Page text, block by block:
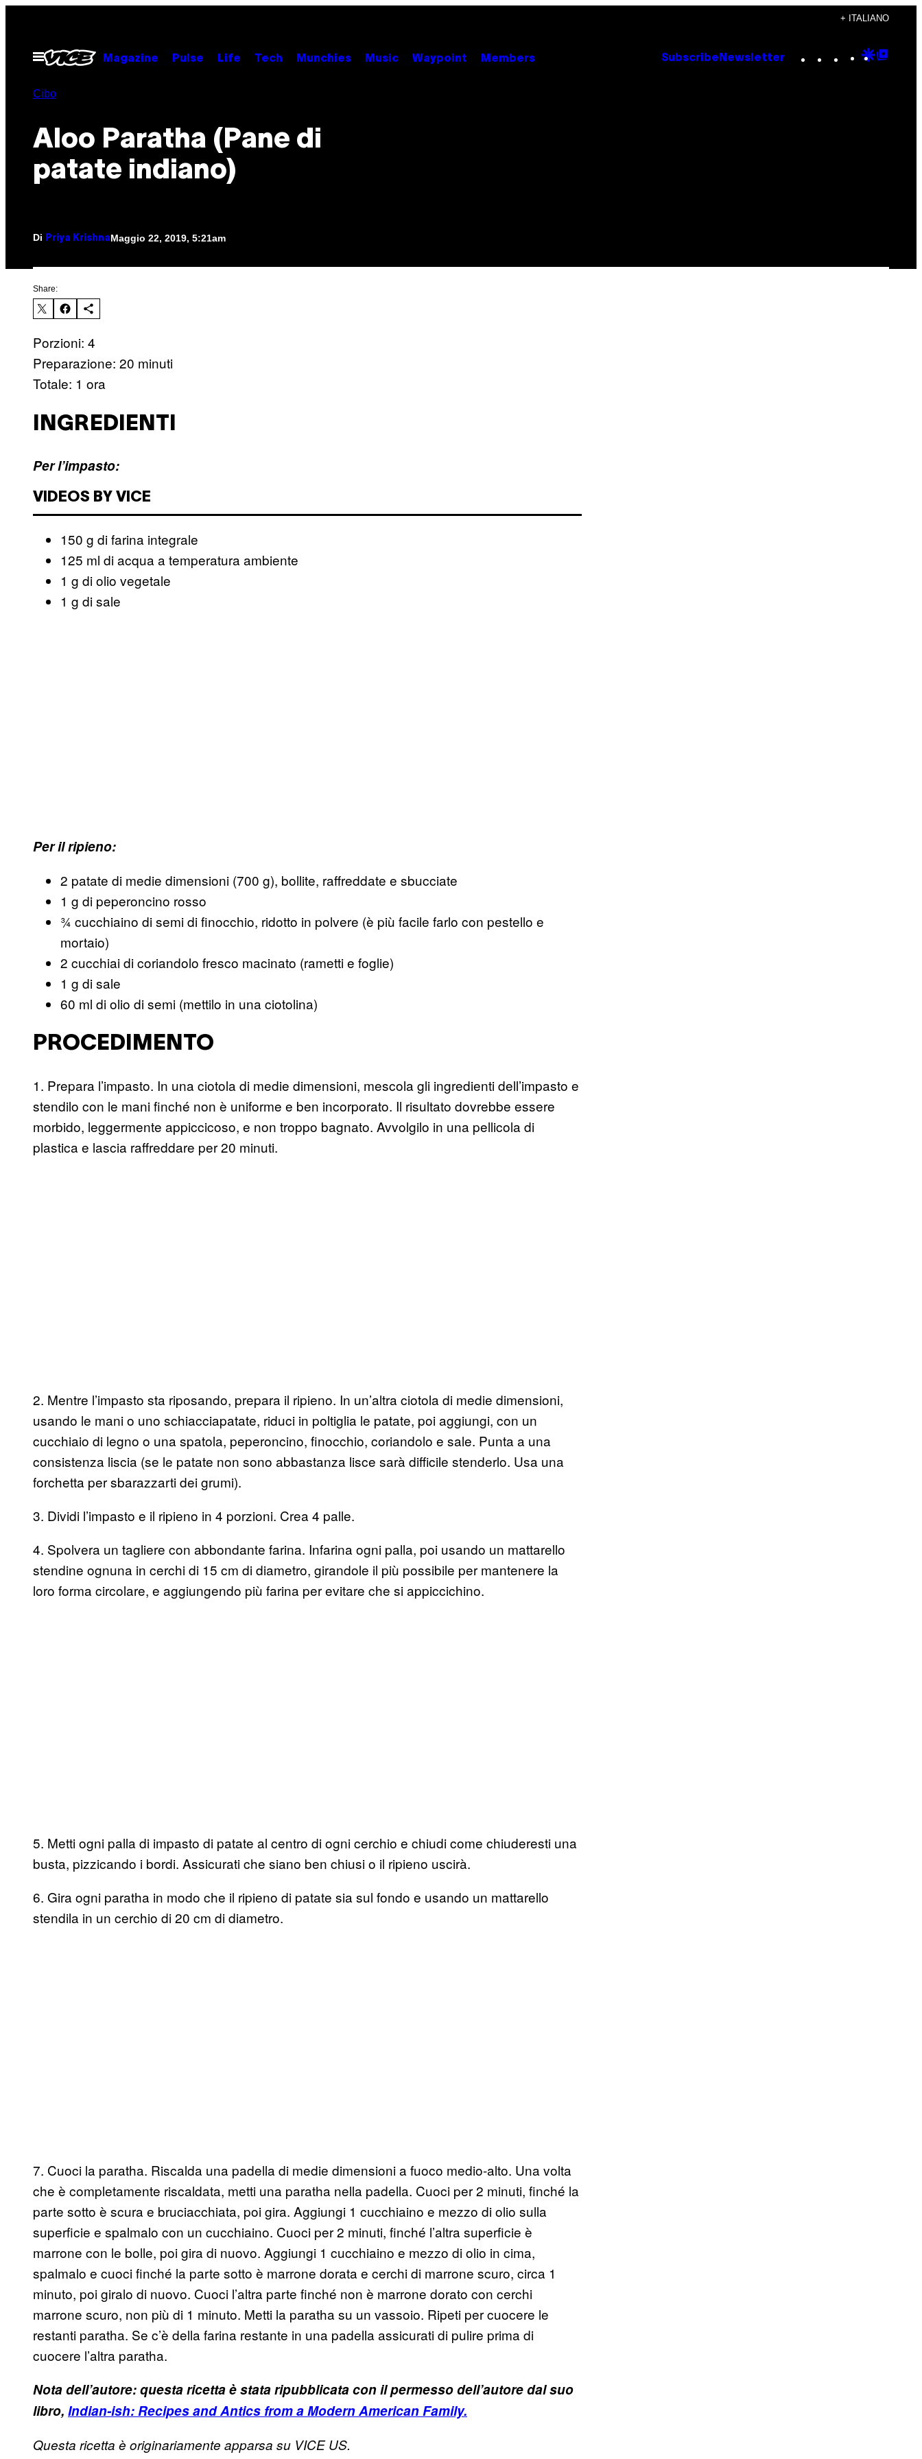
contenuto
+ ITALIANO
Apri
Magazine Pulse Life Tech Munchies Music Waypoint Members Subscribe Newsletter Instagram
TikTok
YouTube
Google
Cibo
Aloo Paratha (Pane di
patate indiano)
Di Priya KrishnaMaggio 22, 2019, 5:21am
Share:
Porzioni: 4
Preparazione: 20 minuti
Totale: 1 ora
INGREDIENTI
Per l’impasto:
VIDEOS BY VICE
150 g di farina integrale
125 ml di acqua a temperatura ambiente
1 g di olio vegetale
1 g di sale
Per il ripieno:
2 patate di medie dimensioni (700 g), bollite, raffreddate e sbucciate
1 g di peperoncino rosso
¾ cucchiaino di semi di finocchio, ridotto in polvere (è più facile farlo con pestello e
mortaio)
2 cucchiai di coriandolo fresco macinato (rametti e foglie)
1 g di sale
60 ml di olio di semi (mettilo in una ciotolina)
PROCEDIMENTO
1. Prepara l’impasto. In una ciotola di medie dimensioni, mescola gli ingredienti dell’impasto e
stendilo con le mani finché non è uniforme e ben incorporato. Il risultato dovrebbe essere
morbido, leggermente appiccicoso, e non troppo bagnato. Avvolgilo in una pellicola di
plastica e lascia raffreddare per 20 minuti.
2. Mentre l’impasto sta riposando, prepara il ripieno. In un’altra ciotola di medie dimensioni,
usando le mani o uno schiacciapatate, riduci in poltiglia le patate, poi aggiungi, con un
cucchiaio di legno o una spatola, peperoncino, finocchio, coriandolo e sale. Punta a una
consistenza liscia (se le patate non sono abbastanza lisce sarà difficile stenderlo. Usa una
forchetta per sbarazzarti dei grumi).
3. Dividi l’impasto e il ripieno in 4 porzioni. Crea 4 palle.
4. Spolvera un tagliere con abbondante farina. Infarina ogni palla, poi usando un mattarello
stendine ognuna in cerchi di 15 cm di diametro, girandole il più possibile per mantenere la
loro forma circolare, e aggiungendo più farina per evitare che si appiccichino.
5. Metti ogni palla di impasto di patate al centro di ogni cerchio e chiudi come chiuderesti una
busta, pizzicando i bordi. Assicurati che siano ben chiusi o il ripieno uscirà.
6. Gira ogni paratha in modo che il ripieno di patate sia sul fondo e usando un mattarello
stendila in un cerchio di 20 cm di diametro.
7. Cuoci la paratha. Riscalda una padella di medie dimensioni a fuoco medio-alto. Una volta
che è completamente riscaldata, metti una paratha nella padella. Cuoci per 2 minuti, finché la
parte sotto è scura e bruciacchiata, poi gira. Aggiungi 1 cucchiaino e mezzo di olio sulla
superficie e spalmalo con un cucchiaino. Cuoci per 2 minuti, finché l’altra superficie è
marrone con le bolle, poi gira di nuovo. Aggiungi 1 cucchiaino e mezzo di olio in cima,
spalmalo e cuoci finché la parte sotto è marrone dorata e cerchi di marrone scuro, circa 1
minuto, poi giralo di nuovo. Cuoci l’altra parte finché non è marrone dorato con cerchi
marrone scuro, non più di 1 minuto. Metti la paratha su un vassoio. Ripeti per cuocere le
restanti paratha. Se c’è della farina restante in una padella assicurati di pulire prima di
cuocere l’altra paratha.
Nota dell’autore: questa ricetta è stata ripubblicata con il permesso dell’autore dal suo
libro, Indian-ish: Recipes and Antics from a Modern American Family.
Questa ricetta è originariamente apparsa su VICE US.